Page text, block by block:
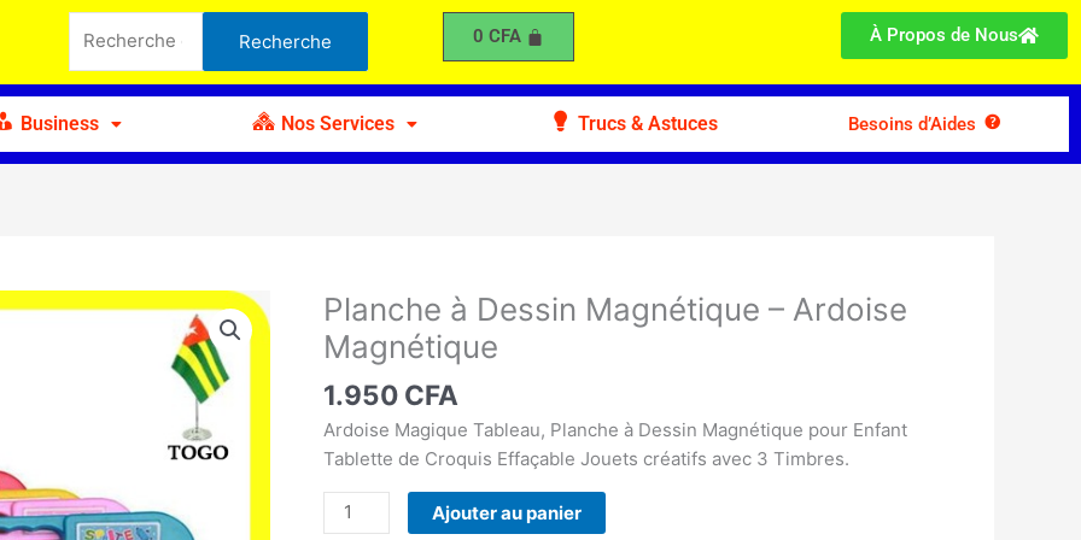
pour :
Recherche 0 CFA À Propos de Nous
Business Nos Services Trucs & Astuces Besoins d’Aides
Planche à Dessin Magnétique – Ardoise
Magnétique
1.950 CFA
Ardoise Magique Tableau, Planche à Dessin Magnétique pour Enfant
Tablette de Croquis Effaçable Jouets créatifs avec 3 Timbres.
quantité
de
Planche
à
Dessin
Magnétique
Ardoise
Magnétique
Ajouter au panier
-
Ardoise
Magnétique